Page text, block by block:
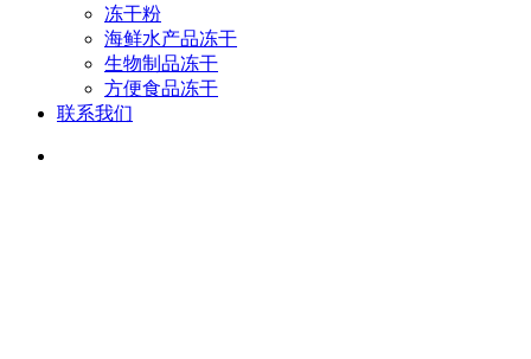
冻干粉
海鲜水产品冻干
生物制品冻干
方便食品冻干
联系我们